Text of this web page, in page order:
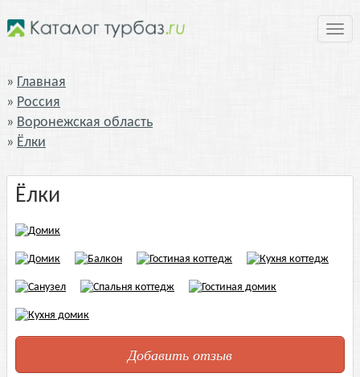
Главная
Россия
Воронежская область
Ёлки
Ёлки
Добавить отзыв